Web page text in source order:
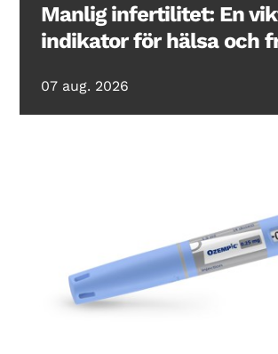
Manlig infertilitet: En
indikator för hälsa och
07 aug. 2026